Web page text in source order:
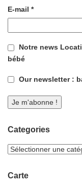
E-mail *
Notre news
bébé
Our newsletter :
Categories
Carte